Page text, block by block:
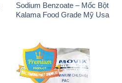
Sodium Benzoate – Mốc Bột
Kalama Food Grade Mỹ Usa